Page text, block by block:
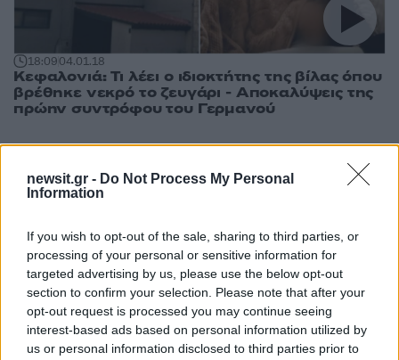
newsit.gr - Do Not Process My Personal
Information
If you wish to opt-out of the sale, sharing to third parties, or
processing of your personal or sensitive information for
targeted advertising by us, please use the below opt-out
section to confirm your selection. Please note that after your
opt-out request is processed you may continue seeing
interest-based ads based on personal information utilized by
us or personal information disclosed to third parties prior to
18:0904.01.18
Κεφαλονιά: Τι λέει ο ιδιοκτήτης της βίλας όπου
βρέθηκε νεκρό το ζευγάρι - Αποκαλύψεις της
πρώην συντρόφου του Γερμανού
22:3203.01.18
“Είδα τους σατανιστές”! Μαρτυρία για το